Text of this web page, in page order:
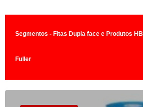
Segmentos - Fitas Dupla face e Produtos HB
Fuller